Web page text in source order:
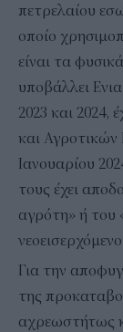
πετρελαίου
οποίο
είναι τα
υποβάλλει
2023 και
και
Ιανουαρίου
τους έχει
αγρότη» ή του
Για την
της
αχρεωστήτως